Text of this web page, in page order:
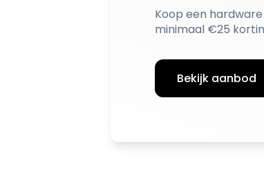
Koop een hardware
minimaal €25
Bekijk aanbod